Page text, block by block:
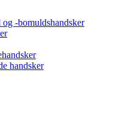
-bomuldshandsker
handsker